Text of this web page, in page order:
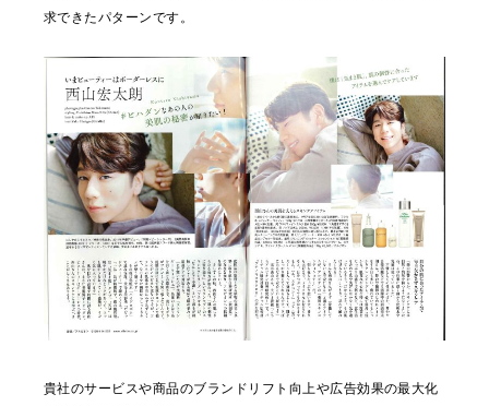
求できたパターンです。
貴社のサービスや商品のブランドリフト向上や広告効果の最大化